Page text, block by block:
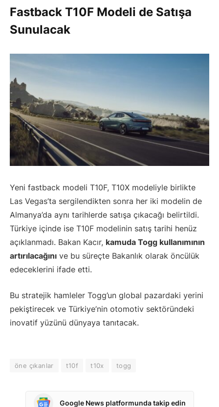
Fastback T10F Modeli de Satışa
Sunulacak
Yeni fastback modeli T10F, T10X modeliyle birlikte
Las Vegas’ta sergilendikten sonra her iki modelin de
Almanya’da aynı tarihlerde satışa çıkacağı belirtildi.
Türkiye içinde ise T10F modelinin satış tarihi henüz
açıklanmadı. Bakan Kacır, kamuda Togg kullanımının
artırılacağını ve bu süreçte Bakanlık olarak öncülük
edeceklerini ifade etti.
Bu stratejik hamleler Togg’un global pazardaki yerini
pekiştirecek ve Türkiye’nin otomotiv sektöründeki
inovatif yüzünü dünyaya tanıtacak.
öne çıkanlar t10f t10x togg
Google News platformunda takip edin